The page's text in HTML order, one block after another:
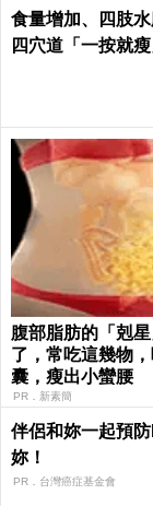
食量增加、四肢
四穴道「一按就
腹部脂肪的「剋星
了，常吃這幾物
囊，瘦出小蠻腰
PR．新素簡
伴侶和妳一起預
妳！
PR．台灣癌症基金會